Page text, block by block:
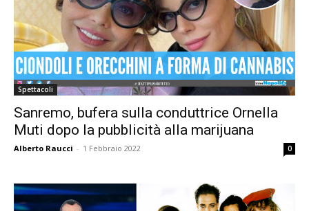
Spettacoli
Sanremo, bufera sulla conduttrice Ornella
Muti dopo la pubblicità alla marijuana
Alberto Raucci - 1 Febbraio 2022 0